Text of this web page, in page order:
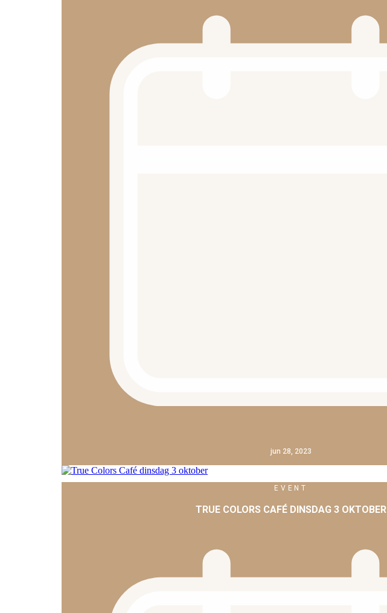
jun 28, 2023
EVENT
TRUE COLORS CAFÉ DINSDAG 3 OKTOBER